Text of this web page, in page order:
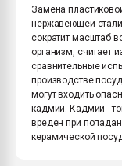
Замена
нержавеющей стали
сократит масштаб
организм, считает
сравнительные
производстве
могут входить
кадмий. Кадмий -
вреден при
керамической